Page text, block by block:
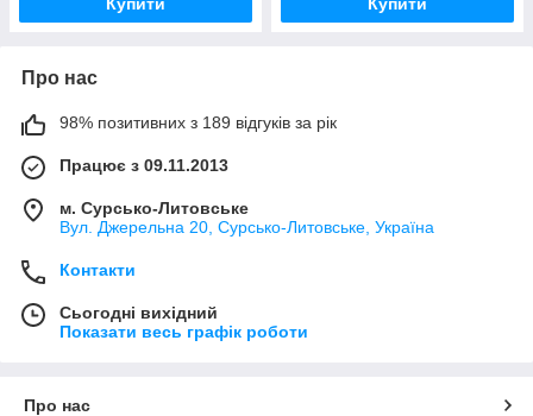
Про нас
98% позитивних з 189 відгуків за рік
Працює з 09.11.2013
м. Сурсько-Литовське
Вул. Джерельна 20, Сурсько-Литовське, Україна
Контакти
Сьогодні вихідний
Показати весь графік роботи
Про нас